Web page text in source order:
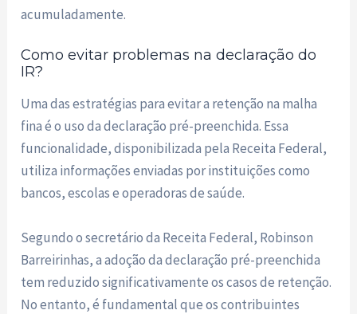
acumuladamente.
Como evitar problemas na declaração do
IR?
Uma das estratégias para evitar a retenção na malha
fina é o uso da declaração pré-preenchida. Essa
funcionalidade, disponibilizada pela Receita Federal,
utiliza informações enviadas por instituições como
bancos, escolas e operadoras de saúde.
Segundo o secretário da Receita Federal, Robinson
Barreirinhas, a adoção da declaração pré-preenchida
tem reduzido significativamente os casos de retenção.
No entanto, é fundamental que os contribuintes